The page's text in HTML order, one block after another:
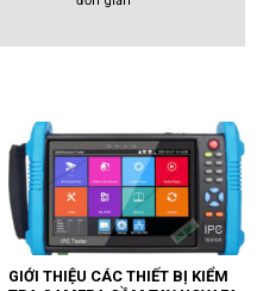
GIỚI THIỆU CÁC THIẾT BỊ KIỂM